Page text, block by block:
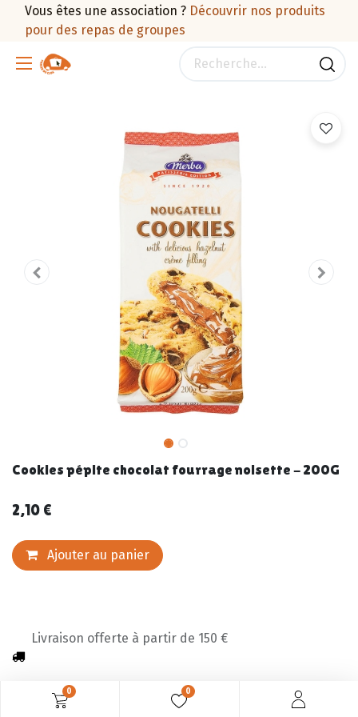
0 0
Vous êtes une association ? Découvrir nos produits
pour des repas de groupes
Cookies pépite chocolat fourrage noisette - 200G
2,10 €
Ajouter au panier
Livraison offerte à partir de 150 €